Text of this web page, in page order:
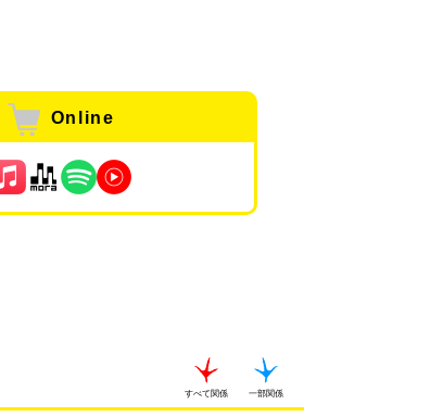
Online
すべて関係 一部関係